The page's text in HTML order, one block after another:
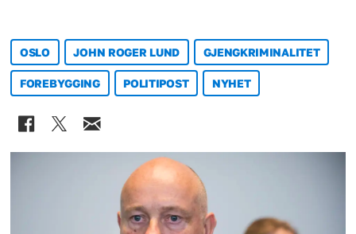
OSLO JOHN ROGER LUND GJENGKRIMINALITET
FOREBYGGING POLITIPOST NYHET